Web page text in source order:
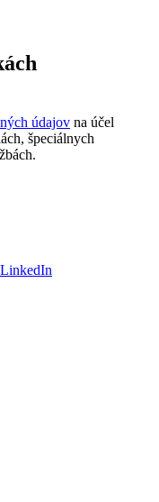
údajov na účel
špeciálnych
LinkedIn